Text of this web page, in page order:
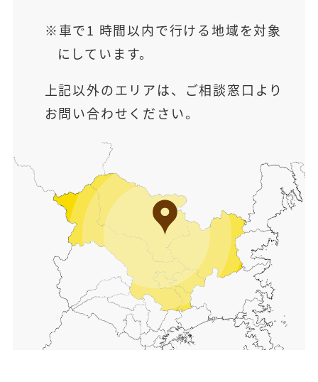
車で1 時間以内で行ける地域を対象
にしています。
上記以外のエリアは、ご相談窓口より
お問い合わせください。